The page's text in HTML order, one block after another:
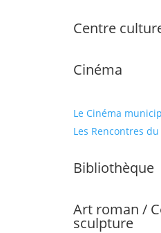
Centre
Cinéma
Le Cinéma
Les Rencontres
Bibliothèque
Art roman /
sculpture